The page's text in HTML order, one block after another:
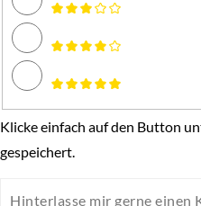
Klicke einfach auf den Button
gespeichert.